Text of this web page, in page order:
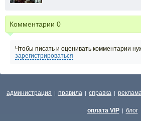
Комментарии 0
Чтобы писать и оценивать комментарии
зарегистрироваться
администрация | правила | справка |
оплата VIP | блог